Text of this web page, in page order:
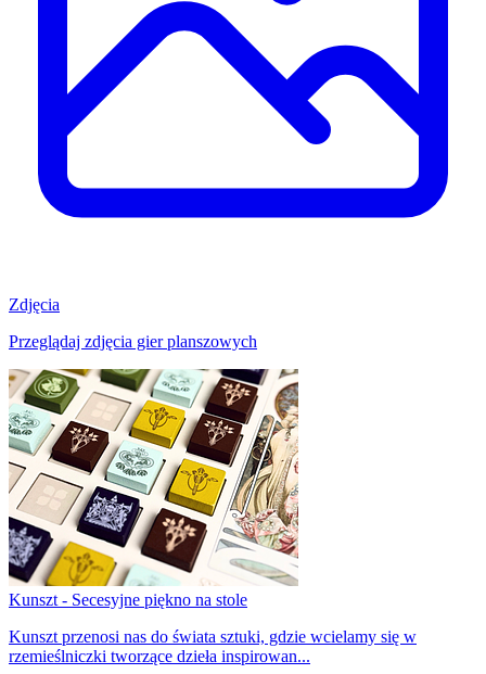
Zdjęcia
Przeglądaj zdjęcia gier planszowych
Kunszt - Secesyjne piękno na stole
Kunszt przenosi nas do świata sztuki, gdzie wcielamy się w
rzemieślniczki tworzące dzieła inspirowan...